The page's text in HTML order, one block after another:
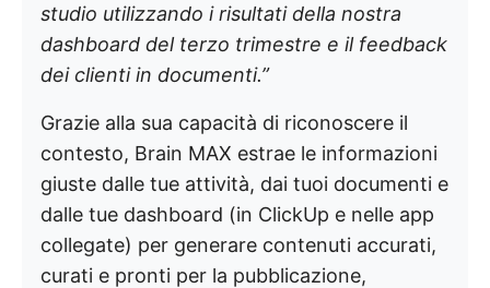
studio utilizzando i risultati della nostra
dashboard del terzo trimestre e il feedback
dei clienti in documenti.”
Grazie alla sua capacità di riconoscere il
contesto, Brain MAX estrae le informazioni
giuste dalle tue attività, dai tuoi documenti e
dalle tue dashboard (in ClickUp e nelle app
collegate) per generare contenuti accurati,
curati e pronti per la pubblicazione,